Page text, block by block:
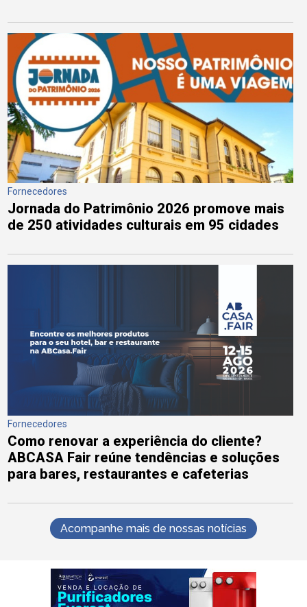
Fornecedores
Jornada do Patrimônio 2026 promove mais
de 250 atividades culturais em 95 cidades
Fornecedores
Como renovar a experiência do cliente?
ABCASA Fair reúne tendências e soluções
para bares, restaurantes e cafeterias
Acompanhe mais de nossas notícias